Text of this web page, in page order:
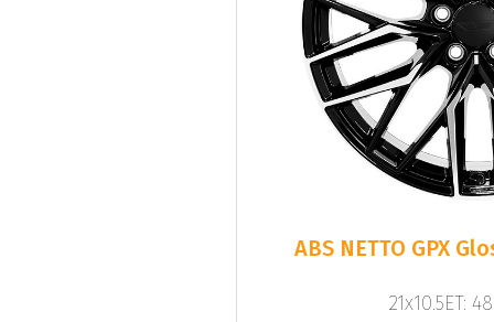
ABS NETTO GPX
21x10.5ET: